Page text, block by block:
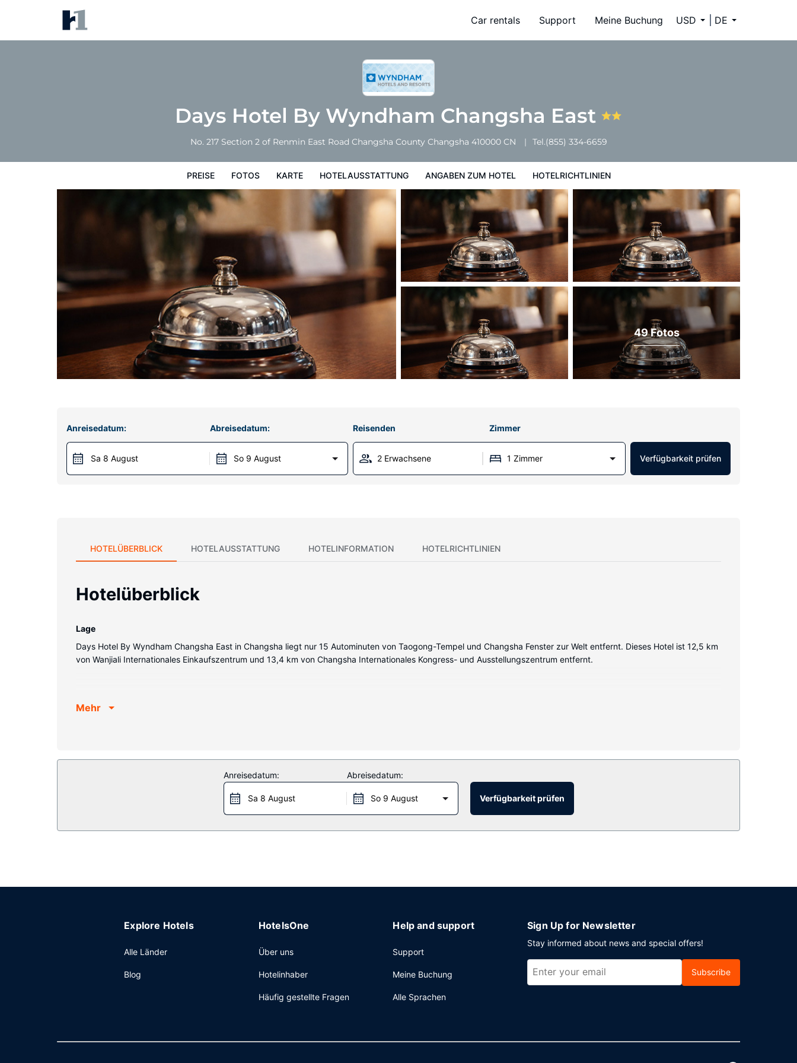
Car rentals Support Meine Buchung USD DE
Days Hotel By Wyndham Changsha East
No. 217 Section 2 of Renmin East Road Changsha County Changsha 410000 CN Tel.(855) 334-6659
PREISE FOTOS KARTE HOTELAUSSTATTUNG ANGABEN ZUM HOTEL HOTELRICHTLINIEN
49 Fotos
Anreisedatum:
Sa 8 August
Abreisedatum:
So 9 August
Reisenden Zimmer
2 Erwachsene 1 Zimmer Verfügbarkeit prüfen
HOTELÜBERBLICK HOTELAUSSTATTUNG HOTELINFORMATION HOTELRICHTLINIEN
Hotelüberblick
Lage
Days Hotel By Wyndham Changsha East in Changsha liegt nur 15 Autominuten von Taogong-Tempel und Changsha Fenster zur Welt entfernt. Dieses Hotel ist 12,5 km
von Wanjiali Internationales Einkaufszentrum und 13,4 km von Changsha Internationales Kongress- und Ausstellungszentrum entfernt.
Mehr
Anreisedatum:
Sa 8 August
Abreisedatum:
So 9 August Verfügbarkeit prüfen
Explore Hotels
Alle Länder
Blog
HotelsOne
Über uns
Hotelinhaber
Häufig gestellte Fragen
Help and support
Support
Meine Buchung
Alle Sprachen
Sign Up for Newsletter
Stay informed about news and special offers!
Subscribe